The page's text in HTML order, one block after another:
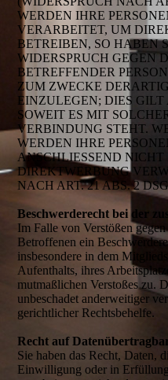
WERDEN IHRE
VERARBEITET, UM
BETREIBEN, SO HABEN
WIDERSPRUCH GEGEN
BETREFFENDER
ZUM ZWECKE
EINZULEGEN; DIES
SOWEIT ES MIT
VERBINDUNG STEHT.
WERDEN IHRE
ANSCHLIESSEND
DIREKTWERBUNG
NACH ART. 21 ABS. 2
Beschwerderecht bei der
Im Falle von Verstößen
Betroffenen ein
insbesondere in dem
Aufenthalts, ihres
mutmaßlichen Verstoßes zu.
unbeschadet anderweitiger
gerichtlicher Rechtsbehelfe.
Recht auf
Sie haben das Recht, Daten,
Einwilligung oder in Erfüllung